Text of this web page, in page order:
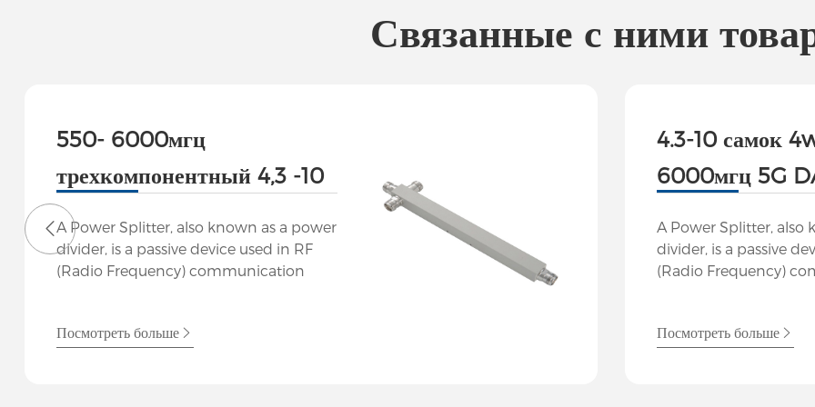
Связанные с ними
550- 6000мгц
трехкомпонентный 4,3 -10
женский
трехкомпонентный 600-
6000мгц 5G DAS Low PIM
реактивный накопитель
мощности
A Power Splitter, also known as a power
divider, is a passive device used in RF
(Radio Frequency) communication
unequal power distribution. This allows
Посмотреть больше
4.3-10 самок
6000мгц 5G
разъем
A Power Splitter, also
divider, is a passive
(Radio Frequency)
unequal power
Посмотреть больше